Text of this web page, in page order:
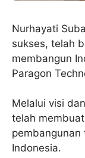
Nurhayati
sukses, telah
membangun
Paragon
Melalui visi
telah
pembangunan
Indonesia.